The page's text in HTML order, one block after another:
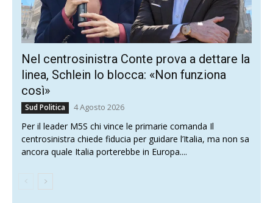
Nel centrosinistra Conte prova a dettare la
linea, Schlein lo blocca: «Non funziona
così»
Sud Politica 4 Agosto 2026
Per il leader M5S chi vince le primarie comanda Il
centrosinistra chiede fiducia per guidare l’Italia, ma non sa
ancora quale Italia porterebbe in Europa....